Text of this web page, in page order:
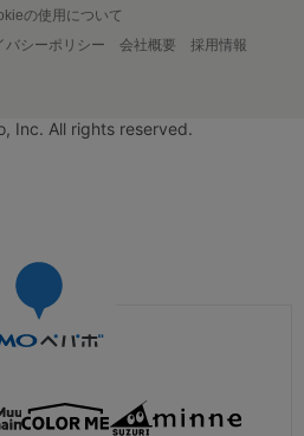
の使用について
バシーポリシー 会社概要
採用情報
Inc. All rights reserved.